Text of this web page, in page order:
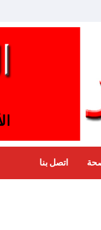
اتصل بنا